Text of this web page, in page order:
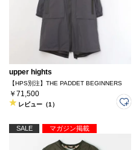
upper hights
【HPS別注】THE PADDET BEGINNERS
￥71,500
レビュー（1）
SALE マガジン掲載